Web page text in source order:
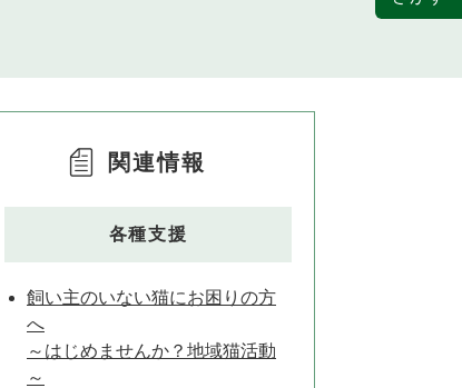
関連情報
各種支援
飼い主のいない猫にお困りの方
へ
～はじめませんか？地域猫活動
～